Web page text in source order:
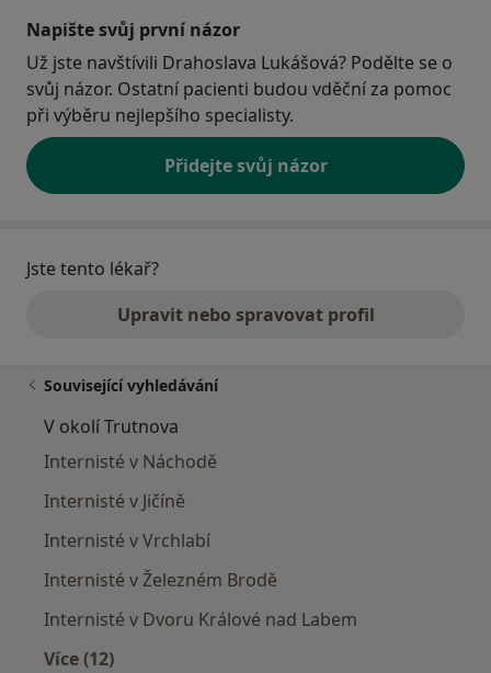
Napište svůj první názor
Už jste navštívili Drahoslava Lukášová? Podělte se o
svůj názor. Ostatní pacienti budou vděční za pomoc
při výběru nejlepšího specialisty.
Přidejte svůj názor
Jste tento lékař?
Upravit nebo spravovat profil
Související vyhledávání
V okolí Trutnova
Internisté v Náchodě
Internisté v Jičíně
Internisté v Vrchlabí
Internisté v Železném Brodě
Internisté v Dvoru Králové nad Labem
Více (12)